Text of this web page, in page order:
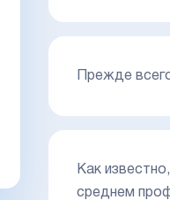
Прежде
Как
среднем